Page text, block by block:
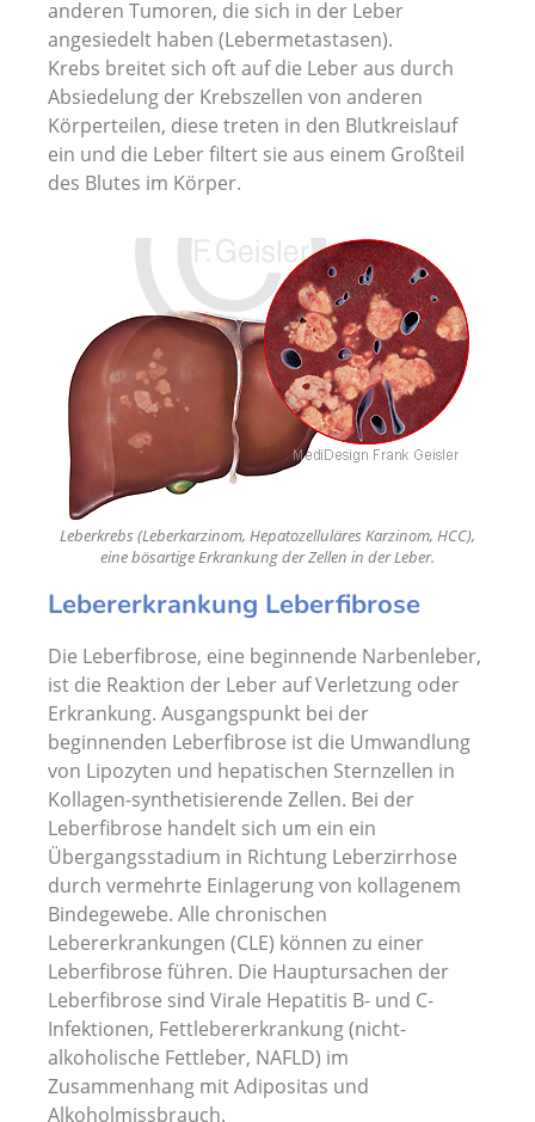
anderen Tumoren, die sich in der Leber
angesiedelt haben (Lebermetastasen).
Krebs breitet sich oft auf die Leber aus durch
Absiedelung der Krebszellen von anderen
Körperteilen, diese treten in den Blutkreislauf
ein und die Leber filtert sie aus einem Großteil
des Blutes im Körper.
Leberkrebs (Leberkarzinom, Hepatozelluläres Karzinom, HCC),
eine bösartige Erkrankung der Zellen in der Leber.
Lebererkrankung Leberfibrose
Die Leberfibrose, eine beginnende Narbenleber,
ist die Reaktion der Leber auf Verletzung oder
Erkrankung. Ausgangspunkt bei der
beginnenden Leberfibrose ist die Umwandlung
von Lipozyten und hepatischen Sternzellen in
Kollagen-synthetisierende Zellen. Bei der
Leberfibrose handelt sich um ein ein
Übergangsstadium in Richtung Leberzirrhose
durch vermehrte Einlagerung von kollagenem
Bindegewebe. Alle chronischen
Lebererkrankungen (CLE) können zu einer
Leberfibrose führen. Die Hauptursachen der
Leberfibrose sind Virale Hepatitis B- und C-
Infektionen, Fettlebererkrankung (nicht-
alkoholische Fettleber, NAFLD) im
Zusammenhang mit Adipositas und
Alkoholmissbrauch.